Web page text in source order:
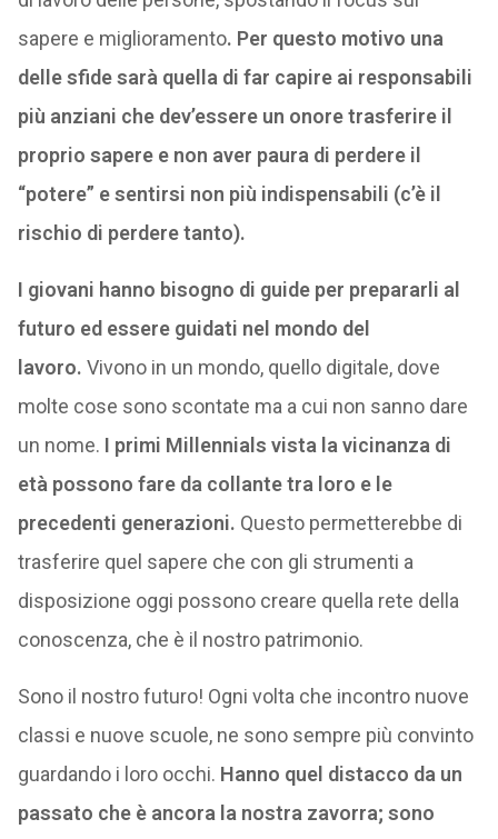
sapere e miglioramento. Per questo motivo una
delle sfide sarà quella di far capire ai responsabili
più anziani che dev’essere un onore trasferire il
proprio sapere e non aver paura di perdere il
“potere” e sentirsi non più indispensabili (c’è il
rischio di perdere tanto).
I giovani hanno bisogno di guide per prepararli al
futuro ed essere guidati nel mondo del
lavoro. Vivono in un mondo, quello digitale, dove
molte cose sono scontate ma a cui non sanno dare
un nome. I primi Millennials vista la vicinanza di
età possono fare da collante tra loro e le
precedenti generazioni. Questo permetterebbe di
trasferire quel sapere che con gli strumenti a
disposizione oggi possono creare quella rete della
conoscenza, che è il nostro patrimonio.
Sono il nostro futuro! Ogni volta che incontro nuove
classi e nuove scuole, ne sono sempre più convinto
guardando i loro occhi. Hanno quel distacco da un
passato che è ancora la nostra zavorra; sono